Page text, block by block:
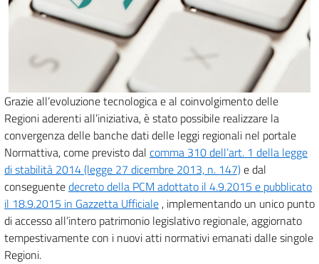
Grazie all’evoluzione tecnologica e al coinvolgimento delle
Regioni aderenti all’iniziativa, è stato possibile realizzare la
convergenza delle banche dati delle leggi regionali nel portale
Normattiva, come previsto dal comma 310 dell’art. 1 della legge
di stabilità 2014 (legge 27 dicembre 2013, n. 147)e dal
conseguentedecreto della PCM adottato il 4.9.2015 e pubblicato
il 18.9.2015 in Gazzetta Ufficiale , implementando un unico punto
di accesso all’intero patrimonio legislativo regionale, aggiornato
tempestivamente con i nuovi atti normativi emanati dalle singole
Regioni.